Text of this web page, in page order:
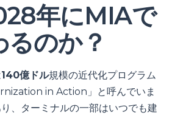
年にMIAで
のか？
140億ドル規模の近代化プログラム
in Action」と呼んでいま
、ターミナルの一部はいつでも建